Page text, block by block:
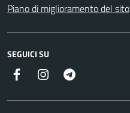
Piano di miglioramento del sito
SEGUICI SU
Facebook Instagram